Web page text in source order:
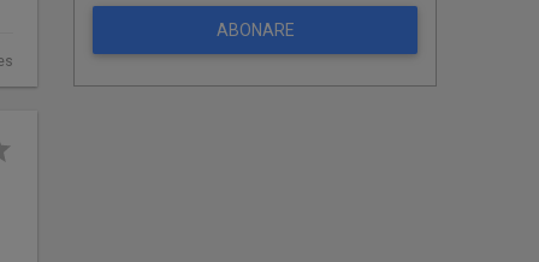
ABONARE